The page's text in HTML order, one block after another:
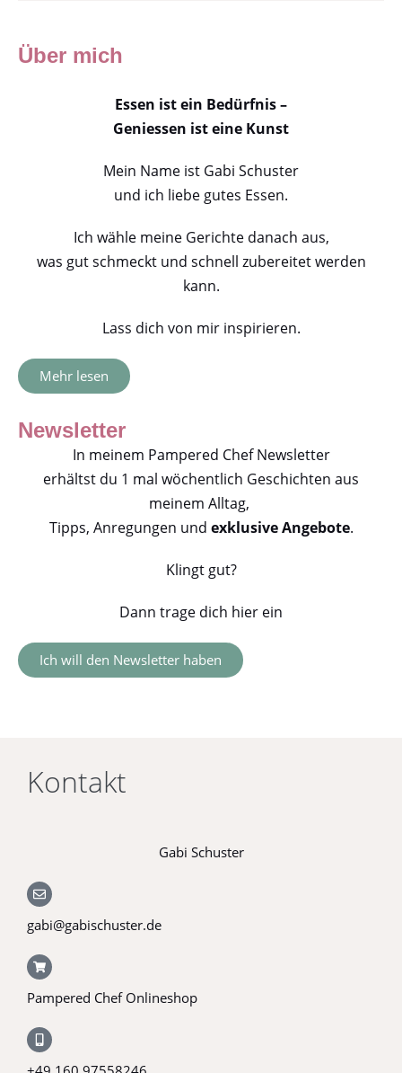
Über mich
Essen ist ein Bedürfnis –
Geniessen ist eine Kunst
Mein Name ist Gabi Schuster
und ich liebe gutes Essen.
Ich wähle meine Gerichte danach aus,
was gut schmeckt und schnell zubereitet werden
kann.
Lass dich von mir inspirieren.
Mehr lesen
Newsletter
In meinem Pampered Chef Newsletter
erhältst du 1 mal wöchentlich Geschichten aus
meinem Alltag,
Tipps, Anregungen und exklusive Angebote.
Klingt gut?
Dann trage dich hier ein
Ich will den Newsletter haben
Kontakt
Gabi Schuster
gabi@gabischuster.de
Pampered Chef Onlineshop